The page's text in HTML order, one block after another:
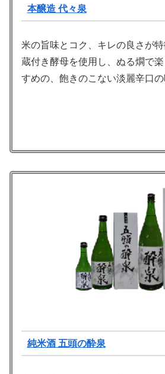
本醸造 代々泉
米の旨味とコク、キレの良さが特
蔵付き酵母を使用し、ぬる燗で
すめの、飽きのこない淡麗辛口の
純米酒 五頭の酔泉